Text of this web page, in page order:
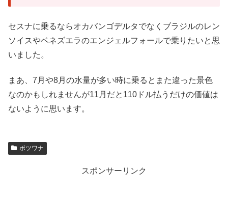
セスナに乗るならオカバンゴデルタでなくブラジルのレン
ソイスやベネズエラのエンジェルフォールで乗りたいと思
いました。
まあ、7月や8月の水量が多い時に乗るとまた違った景色
なのかもしれませんが11月だと110ドル払うだけの価値は
ないように思います。
ボツワナ
スポンサーリンク